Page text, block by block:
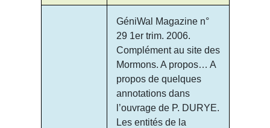
GéniWal Magazine n°
29 1er trim. 2006.
Complément au site des
Mormons. A propos… A
propos de quelques
annotations dans
l’ouvrage de P. DURYE.
Les entités de la